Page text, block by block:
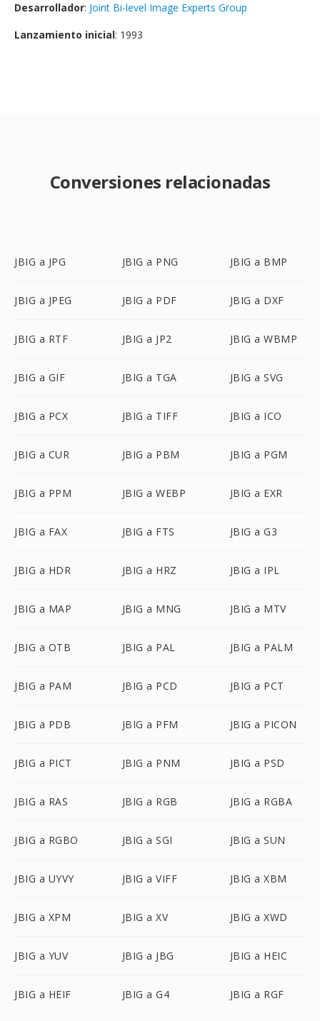
Desarrollador: Joint Bi-level Image Experts Group
Lanzamiento inicial: 1993
Conversiones relacionadas
JBIG a JPG JBIG a PNG JBIG a BMP
JBIG a JPEG JBIG a PDF JBIG a DXF
JBIG a RTF JBIG a JP2 JBIG a WBMP
JBIG a GIF JBIG a TGA JBIG a SVG
JBIG a PCX JBIG a TIFF JBIG a ICO
JBIG a CUR JBIG a PBM JBIG a PGM
JBIG a PPM JBIG a WEBP JBIG a EXR
JBIG a FAX JBIG a FTS JBIG a G3
JBIG a HDR JBIG a HRZ JBIG a IPL
JBIG a MAP JBIG a MNG JBIG a MTV
JBIG a OTB JBIG a PAL JBIG a PALM
JBIG a PAM JBIG a PCD JBIG a PCT
JBIG a PDB JBIG a PFM JBIG a PICON
JBIG a PICT JBIG a PNM JBIG a PSD
JBIG a RAS JBIG a RGB JBIG a RGBA
JBIG a RGBO JBIG a SGI JBIG a SUN
JBIG a UYVY JBIG a VIFF JBIG a XBM
JBIG a XPM JBIG a XV JBIG a XWD
JBIG a YUV JBIG a JBG JBIG a HEIC
JBIG a HEIF JBIG a G4 JBIG a RGF